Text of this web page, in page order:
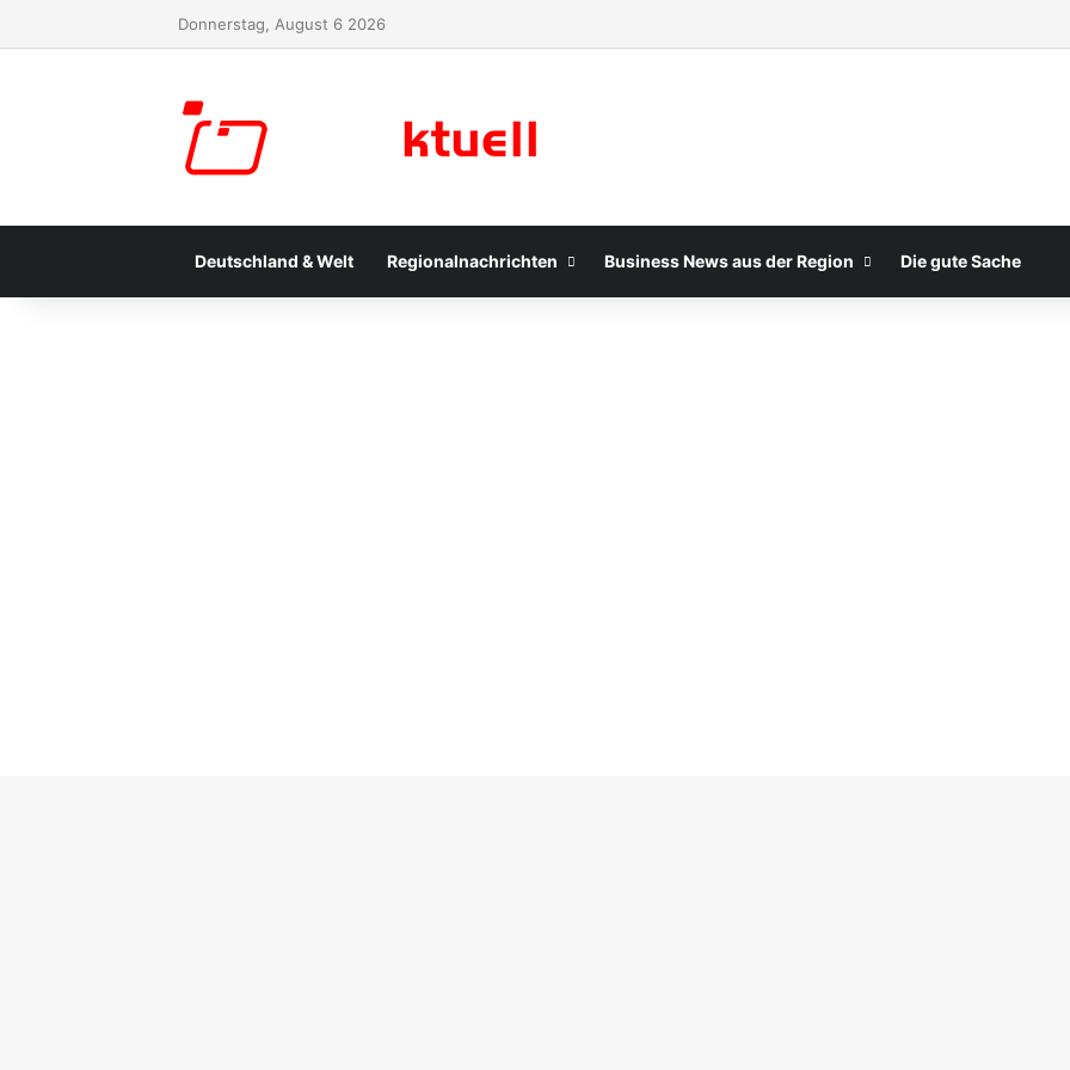
Donnerstag, August 6 2026
Deutschland & Welt Regionalnachrichten Business News aus der Region Die gute Sache